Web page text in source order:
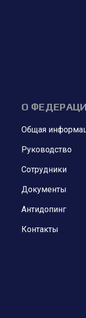
О
Общая
Руководство
Сотрудники
Документы
Антидопинг
Контакты